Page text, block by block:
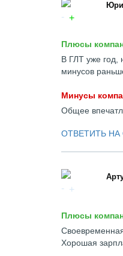
Плюсы
В ГЛТ уже год,
минусов
Минусы
Общее
ОТВЕТИТЬ НА
Плюсы
Хорошая